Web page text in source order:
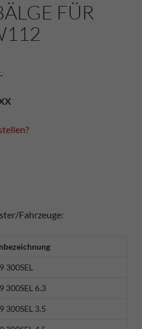
FÜR
Fahrzeuge:
300SEL
300SEL 6.3
300SEL 3.5